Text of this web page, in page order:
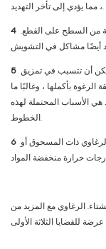
، مما يؤدي إلى تأخر التهديد.
4 من السطح على القطع.
5 أن تتسبب في تمزيق
بأكملها ، وغالبًا ما
هي الأسباب المحتملة لهذه
الخطوط.
6 الرغاوي ذات المسحوق أو
الرغاوي مع المزيد من